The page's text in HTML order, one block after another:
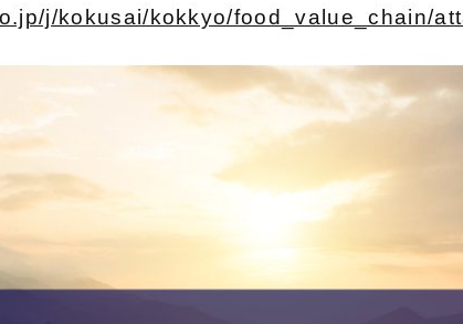
j/kokusai/kokkyo/food_value_chain/